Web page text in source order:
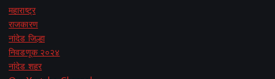
महाराष्ट्र
राजकारण
नांदेड जिल्हा
निवडणूक २०२४
नांदेड शहर